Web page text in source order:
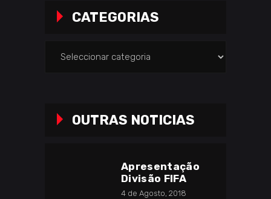
CATEGORIAS
OUTRAS NOTICIAS
Apresentação
Divisão FIFA
4 de Agosto, 2018